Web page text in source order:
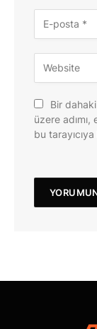
Bir
üzere
bu